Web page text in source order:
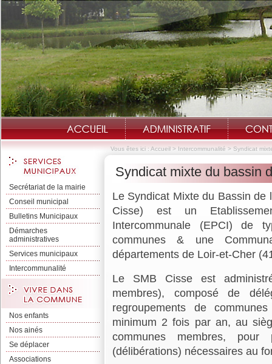
Vous êtes ici : Accueil > Intercommunalité > Syndicat
Secrétariat de la mairie
Conseil municipal
Bulletins Municipaux
Démarches
administratives
Services municipaux
Intercommunalité
Nos enfants
Nos ainés
Se déplacer
Associations
Syndicat mixte du bassin
Le Syndicat Mixte du Bassin de
Cisse) est un
Intercommunale (EPCI) de
communes & une
départements de Loir-et-Cher
Le SMB Cisse est
membres), composé de
regroupements de
minimum 2 fois par an, au
communes membres,
(délibérations) nécessaires au